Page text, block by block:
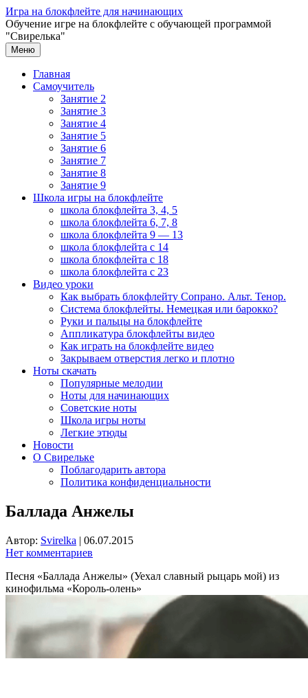
Перейти
к
содержимому
Игра на блокфлейте для начинающих
Обучение игре на блокфлейте с обучающей программой
"Свирелька"
Меню
Главная
Самоучитель
Занятие 2
Занятие 3
Занятие 4
Занятие 5
Занятие 6
Занятие 7
Занятие 8
Занятие 9
Школа игры на блокфлейте
школа блокфлейта 3, 4, 5
школа блокфлейта 6, 7, 8
школа блокфлейта 9 — 13
школа блокфлейта с 14
школа блокфлейта с 18
школа блокфлейта с 23
Видео уроки
Как выбрать блокфлейту Сопрано. Альт. Тенор.
Система блокфлейты. Немецкая или барокко?
Руки и пальцы на блокфлейте
Аппликатура блокфлейты видео
Как играть на блокфлейте видео
Закрываем отверстия легко и плотно
Ноты скачать
Популярные мелодии
Ноты для начинающих
Советские ноты
Школа игры ноты
Легкие этюды
Новости
О Свирельке
Поблагодарить автора
Политика конфиденциальности
Баллада Анжелы
Автор: Svirelka | 06.07.2015
Нет комментариев
Песня «Баллада Анжелы» (Уехал славный рыцарь мой) из
кинофильма «Король-олень»